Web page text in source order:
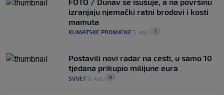
izranjaju njemački ratni brodovi i kosti
mamuta
KLIMATSKE PROMJENE 5. kol. 1
Postavili novi radar na cesti, u samo 10
tjedana prikupio milijune eura
SVIJET 5. kol. 0